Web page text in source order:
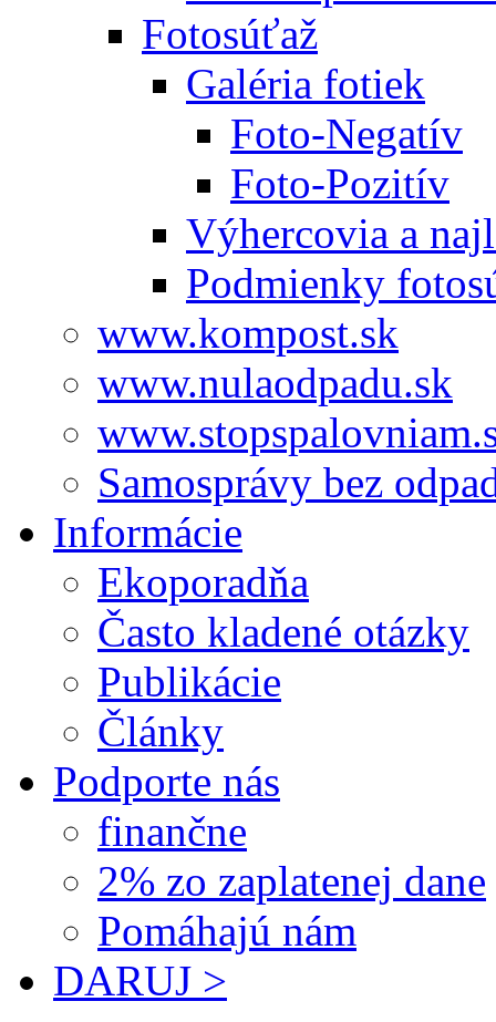
Fotosúťaž
Galéria fotiek
Foto-Negatív
Foto-Pozitív
Výhercovia a
Podmienky
www.kompost.sk
www.nulaodpadu.sk
Samosprávy bez
Informácie
Ekoporadňa
Často kladené otázky
Publikácie
Články
Podporte nás
finančne
2% zo zaplatenej dane
Pomáhajú nám
DARUJ >